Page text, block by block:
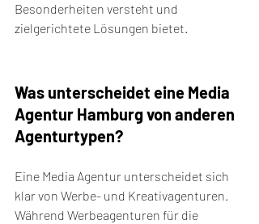
Besonderheiten versteht und
zielgerichtete Lösungen bietet.
Was unterscheidet eine Media
Agentur Hamburg von anderen
Agenturtypen?
Eine Media Agentur unterscheidet sich
klar von Werbe- und Kreativagenturen.
Während Werbeagenturen für die